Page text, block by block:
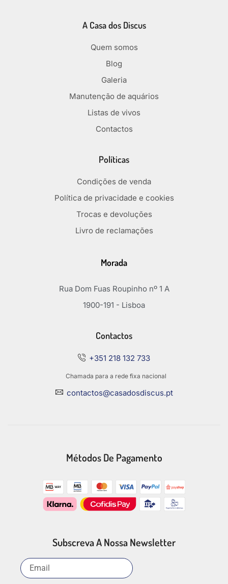
A Casa dos Discus
Quem somos
Blog
Galeria
Manutenção de aquários
Listas de vivos
Contactos
Políticas
Condições de venda
Política de privacidade e cookies
Trocas e devoluções
Livro de reclamações
Morada
Rua Dom Fuas Roupinho nº 1 A
1900-191 - Lisboa
Contactos
+351 218 132 733
Chamada para a rede fixa nacional
contactos@casadosdiscus.pt
Métodos De Pagamento
Subscreva A Nossa Newsletter